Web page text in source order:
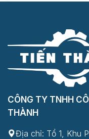
CÔNG TY TNHH
THÀNH
Địa chỉ: Tổ 1, Khu